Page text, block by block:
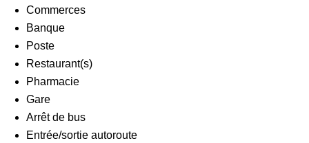
Commerces
Banque
Poste
Restaurant(s)
Pharmacie
Gare
Arrêt de bus
Entrée/sortie autoroute